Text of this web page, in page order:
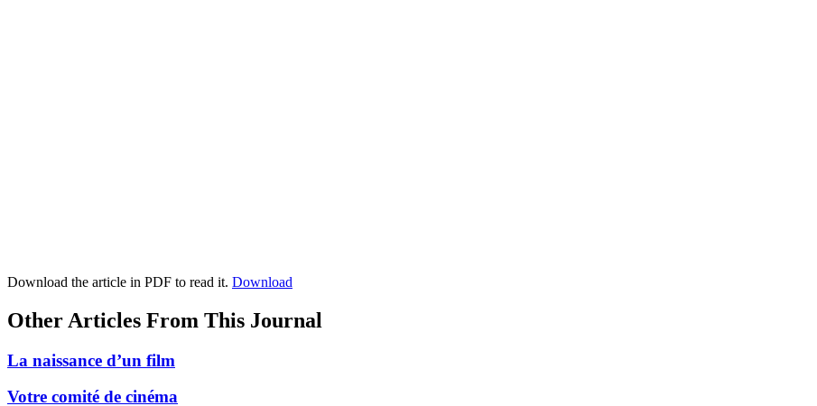
Download the article in PDF to read it. Download
Other Articles From This Journal
La naissance d’un film
Votre comité de cinéma